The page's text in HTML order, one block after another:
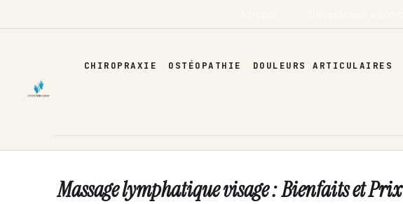
au
CHIROPRAXIE OSTÉOPATHIE DOULEURS ARTICULAIRES
Massage lymphatique visage : Bienfaits et Prix